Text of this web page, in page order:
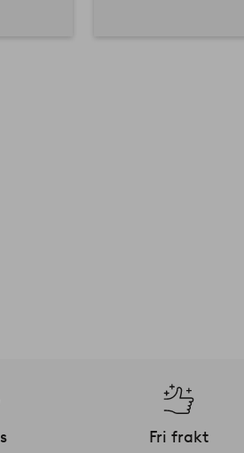
Fri frakt